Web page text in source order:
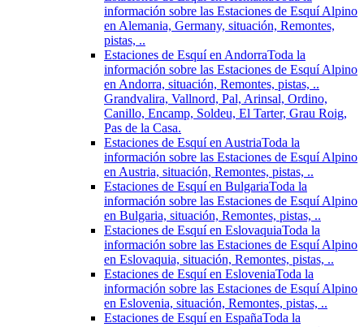
información sobre las Estaciones de Esquí Alpino
en Alemania, Germany, situación, Remontes,
pistas, ..
Estaciones de Esquí en AndorraToda la
información sobre las Estaciones de Esquí Alpino
en Andorra, situación, Remontes, pistas, ..
Grandvalira, Vallnord, Pal, Arinsal, Ordino,
Canillo, Encamp, Soldeu, El Tarter, Grau Roig,
Pas de la Casa.
Estaciones de Esquí en AustriaToda la
información sobre las Estaciones de Esquí Alpino
en Austria, situación, Remontes, pistas, ..
Estaciones de Esquí en BulgariaToda la
información sobre las Estaciones de Esquí Alpino
en Bulgaria, situación, Remontes, pistas, ..
Estaciones de Esquí en EslovaquiaToda la
información sobre las Estaciones de Esquí Alpino
en Eslovaquia, situación, Remontes, pistas, ..
Estaciones de Esquí en EsloveniaToda la
información sobre las Estaciones de Esquí Alpino
en Eslovenia, situación, Remontes, pistas, ..
Estaciones de Esquí en EspañaToda la